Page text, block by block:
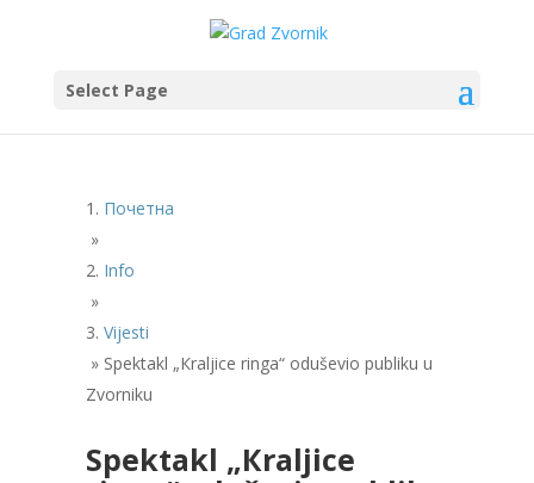
Select Page
Почетна
»
Info
»
Vijesti
» Spektakl „Кraljice ringa“ oduševio publiku u
Zvorniku
Spektakl „Кraljice